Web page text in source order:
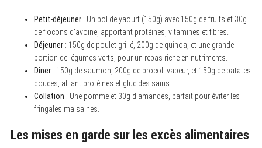
Petit-déjeuner: Un bol de yaourt (150g) avec 150g de fruits et 30g
de flocons d’avoine, apportant protéines, vitamines et fibres.
Déjeuner: 150g de poulet grillé, 200g de quinoa, et une grande
portion de légumes verts, pour un repas riche en nutriments.
Dîner: 150g de saumon, 200g de brocoli vapeur, et 150g de patates
douces, alliant protéines et glucides sains.
Collation : Une pomme et 30g d’amandes, parfait pour éviter les
fringales malsaines.
Les mises en garde sur les excès alimentaires